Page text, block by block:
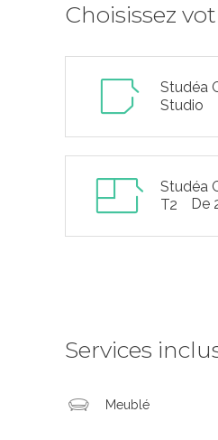
Choisissez
Studéa
Studio
Studéa
T2
De
Services
Meublé